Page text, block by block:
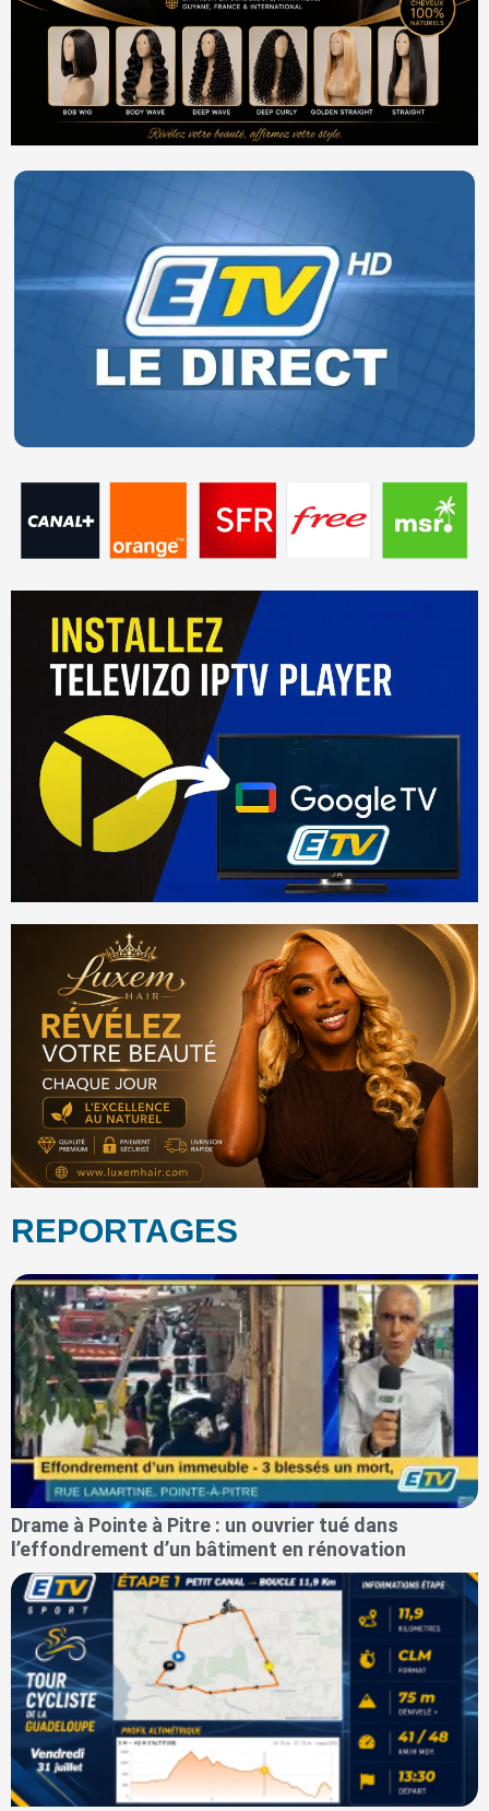
REPORTAGES
Drame à Pointe à Pitre : un ouvrier tué dans
l’effondrement d’un bâtiment en rénovation